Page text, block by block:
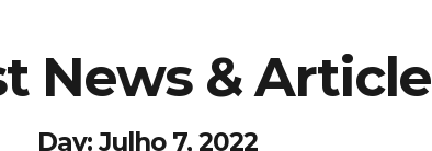
News & Article
Day: Julho 7, 2022